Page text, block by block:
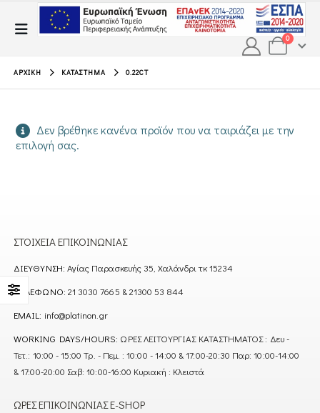
0
ΑΡΧΙΚΉ ΚΑΤΆΣΤΗΜΑ 0.22CT
Δεν βρέθηκε κανένα προϊόν που να ταιριάζει με την
επιλογή σας.
ΣΤΟΙΧΕΊΑ ΕΠΙΚΟΙΝΩΝΊΑΣ
ΔΙΕΎΘΥΝΣΗ: Αγίας Παρασκευής 35, Χαλάνδρι τκ 15234
ΤΗΛΈΦΩΝΟ: 21 3030 7665 & 21300 53 844
EMAIL: info@platinon.gr
WORKING DAYS/HOURS: ΩΡΕΣ ΛΕΙΤΟΥΡΓΙΑΣ ΚΑΤΑΣΤΗΜΑΤΟΣ : Δευ -
Τετ.: 10:00 - 15:00 Τρ. - Πεμ. : 10:00 - 14:00 & 17:00-20:30 Παρ: 10:00-14:00
& 17:00-20:00 Σαβ: 10:00-16:00 Κυριακή : Κλειστά
ΏΡΕΣ ΕΠΙΚΟΙΝΩΝΊΑΣ E-SHOP